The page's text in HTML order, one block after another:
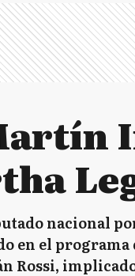
nacional
en el
Rossi,